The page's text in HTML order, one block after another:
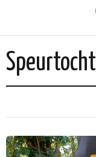
Speurtocht